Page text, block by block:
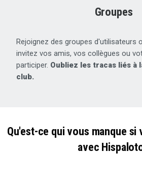
Groupes
Rejoignez des groupes d'utilisateurs
invitez vos amis, vos collègues ou
participer. Oubliez les tracas liés à
club.
Qu'est-ce qui vous manque si
avec